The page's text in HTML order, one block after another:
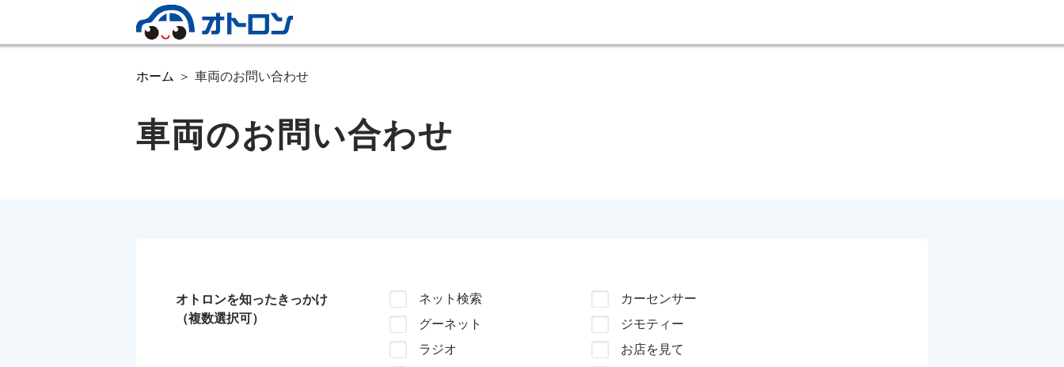
ホーム 車両のお問い合わせ
車両のお問い合わせ
オトロンを知ったきっかけ
（複数選択可）
ネット検索
カーセンサー
グーネット
ジモティー
ラジオ
お店を見て